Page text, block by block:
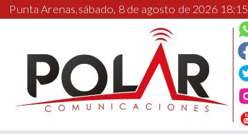
Punta Arenas,sábado, 8 de agosto de 2026 18:16